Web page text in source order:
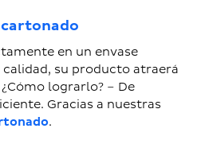
en un envase
su producto atraerá
lograrlo? – De
Gracias a nuestras
.